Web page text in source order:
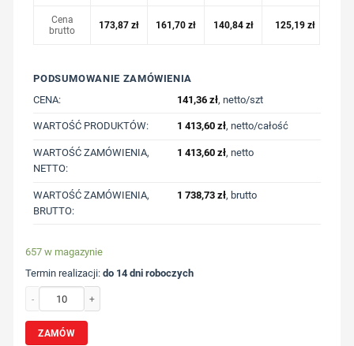
Cena
brutto
173,87zł 161,70zł 140,84 zł 125,19 zł
PODSUMOWANIE ZAMÓWIENIA
CENA:
141,36 zł, netto/szt
WARTOŚĆ PRODUKTÓW: 1 413,60 zł, netto/całość
WARTOŚĆ ZAMÓWIENIA,
NETTO:
1 413,60 zł, netto
WARTOŚĆ ZAMÓWIENIA,
BRUTTO:
1 738,73 zł, brutto
657 w magazynie
Termin realizacji:do 14 dni roboczych
ZAMÓW